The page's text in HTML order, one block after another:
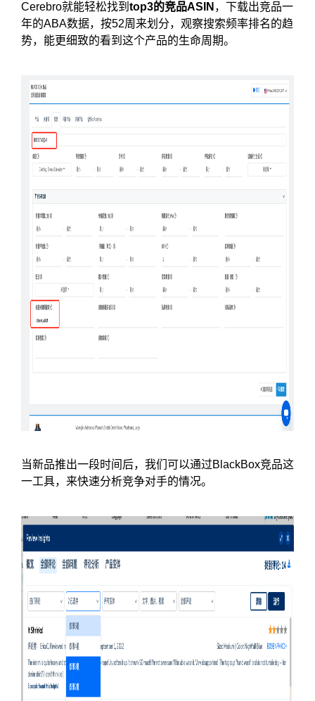
Cerebro就能轻松找到 top3的竞品ASIN ，下载出竞品一
年的ABA数据，按52周来划分，观察搜索频率排名的趋
势，能更细致的看到这个产品的生命周期。
当新品推出一段时间后，我们可以通过BlackBox竞品这
一工具，来快速分析竞争对手的情况。